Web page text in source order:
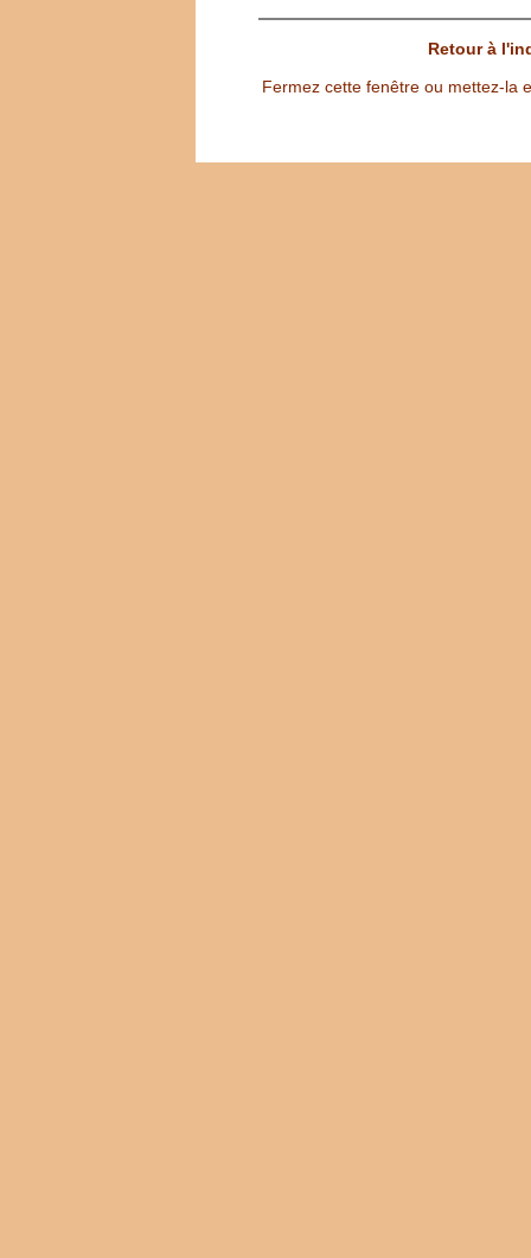
Retour à
Fermez cette fenêtre ou mettez-la